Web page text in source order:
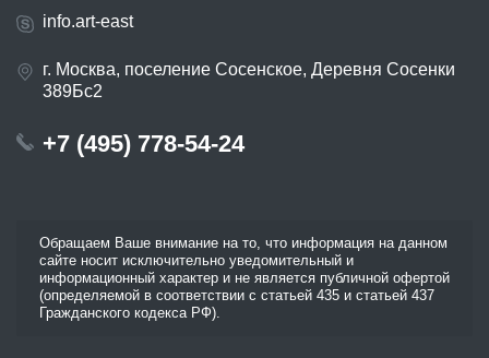
info.art-east
г. Москва, поселение Сосенское, Деревня Сосенки
389Бс2
+7 (495) 778-54-24
Обращаем Ваше внимание на то, что информация на данном
сайте носит исключительно уведомительный и
информационный характер и не является публичной офертой
(определяемой в соответствии с статьей 435 и статьей 437
Гражданского кодекса РФ).